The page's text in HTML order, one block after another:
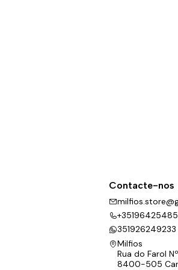
Contacte-nos
351926249233
Milfios
Rua do Farol
8400-505